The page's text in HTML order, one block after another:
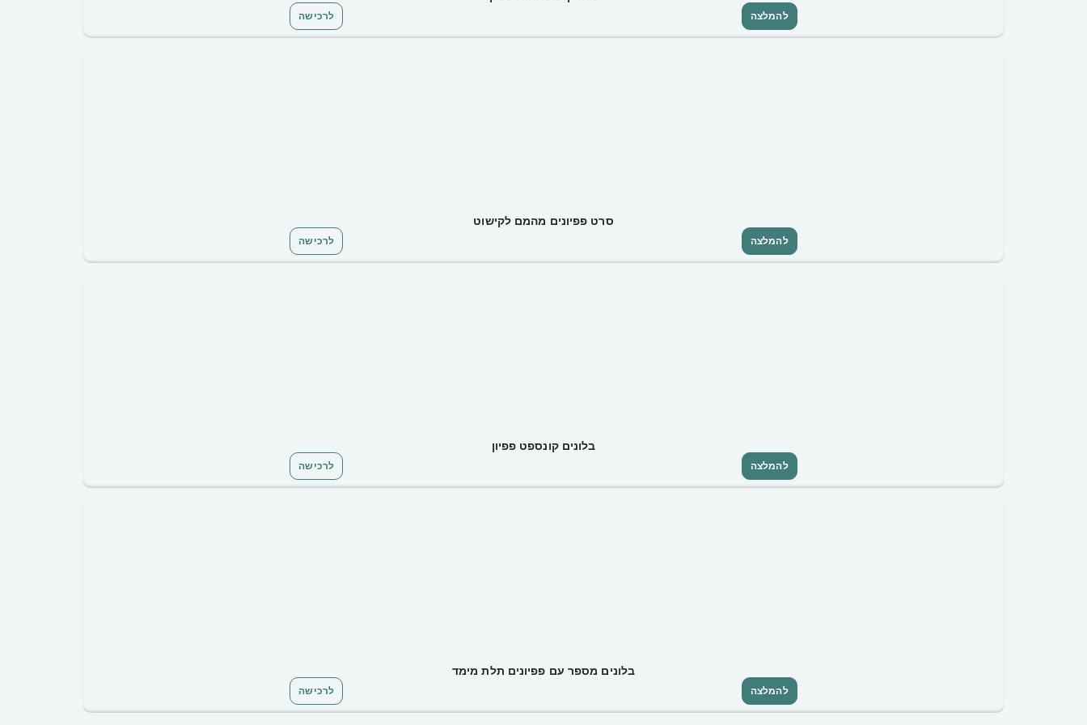
להמלצה לרכישה
סרט פפיונים מהמם לקישוט
להמלצה לרכישה
בלונים קונספט פפיון
להמלצה לרכישה
בלונים מספר עם פפיונים תלת מימד
להמלצה לרכישה